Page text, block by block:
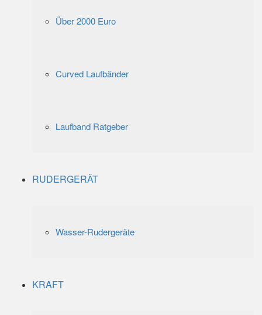
Über 2000 Euro
Curved Laufbänder
Laufband Ratgeber
RUDERGERÄT
Wasser-Rudergeräte
KRAFT